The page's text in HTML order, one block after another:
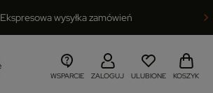
Ekspresowa wysyłka zamówień
WSPARCIE ZALOGUJ ULUBIONE KOSZYK